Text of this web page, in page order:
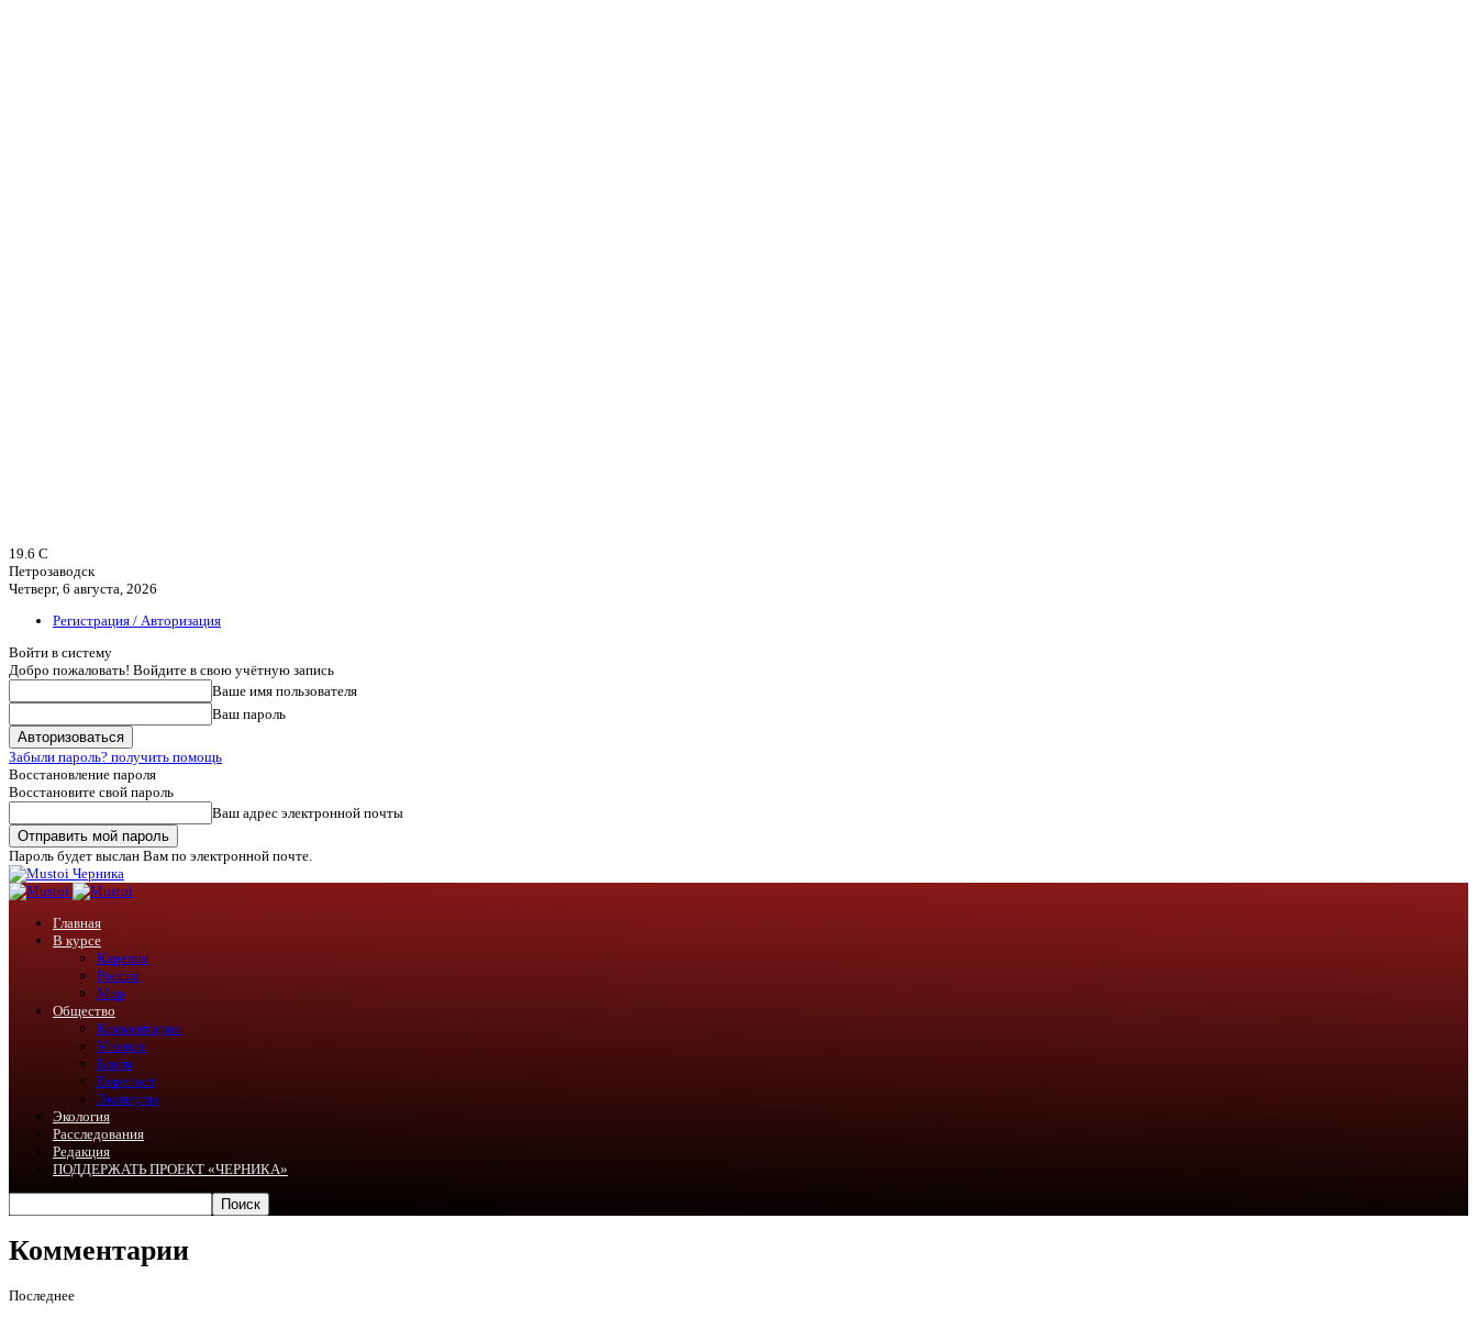
19.6 C
Петрозаводск
Четверг, 6 августа, 2026
Регистрация / Авторизация
Войти в систему
Добро пожаловать! Войдите в свою учётную запись
Ваше имя пользователя
Ваш пароль
Забыли пароль? получить помощь
Восстановление пароля
Восстановите свой пароль
Ваш адрес электронной почты
Пароль будет выслан Вам по электронной почте.
Черника
Главная
В курсе
Карелия
Россия
Мир
Общество
Комментарии
Мнения
Блоги
Перепост
Эксперты
Экология
Расследования
Редакция
ПОДДЕРЖАТЬ ПРОЕКТ «ЧЕРНИКА»
Комментарии
Последнее